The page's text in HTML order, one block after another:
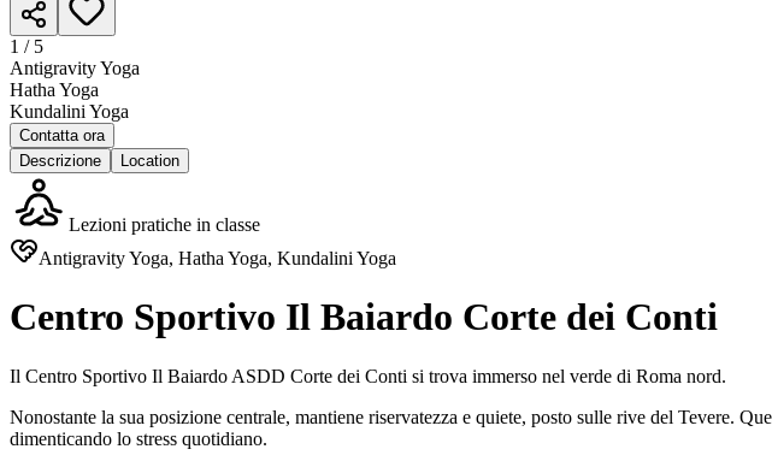
1 / 5
Antigravity Yoga
Hatha Yoga
Kundalini Yoga
Contatta ora
Descrizione
Location
Lezioni pratiche in classe
Antigravity Yoga, Hatha Yoga, Kundalini Yoga
Centro Sportivo Il Baiardo Corte dei Conti
Il Centro Sportivo Il Baiardo ASDD Corte dei Conti si trova immerso nel verde di Roma nord.
Nonostante la sua posizione centrale, mantiene riservatezza e quiete, posto sulle rive del Tevere.
dimenticando lo stress quotidiano.